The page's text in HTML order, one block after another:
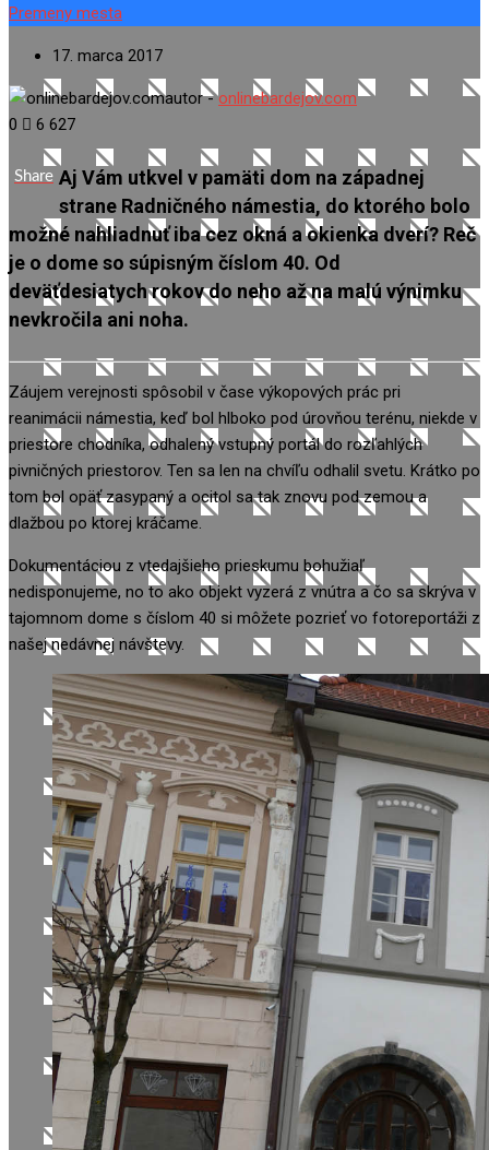
Premeny mesta
17. marca 2017
autor -onlinebardejov.com
0
6 627
Share Aj Vám utkvel v pamäti dom na západnej
strane Radničného námestia, do ktorého bolo
možné nahliadnuť iba cez okná a okienka dverí? Reč
je o dome so súpisným číslom 40. Od
deväťdesiatych rokov do neho až na malú výnimku
nevkročila ani noha.
Záujem verejnosti spôsobil v čase výkopových prác pri
reanimácii námestia, keď bol hlboko pod úrovňou terénu, niekde v
priestore chodníka, odhalený vstupný portál do rozľahlých
pivničných priestorov. Ten sa len na chvíľu odhalil svetu. Krátko po
tom bol opäť zasypaný a ocitol sa tak znovu pod zemou a
dlažbou po ktorej kráčame.
Dokumentáciou z vtedajšieho prieskumu bohužiaľ
nedisponujeme, no to ako objekt vyzerá z vnútra a čo sa skrýva v
tajomnom dome s číslom 40 si môžete pozrieť vo fotoreportáži z
našej nedávnej návštevy.